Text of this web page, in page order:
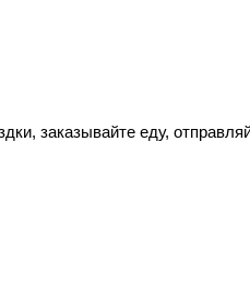
заказывайте еду,